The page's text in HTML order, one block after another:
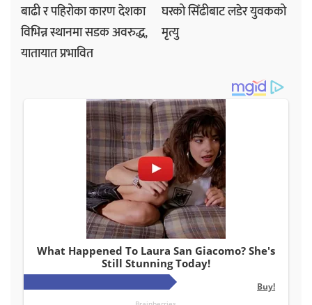
बाढी र पहिरोका कारण देशका
विभिन्न स्थानमा सडक अवरुद्ध,
यातायात प्रभावित
घरको सिँढीबाट लडेर युवकको
मृत्यु